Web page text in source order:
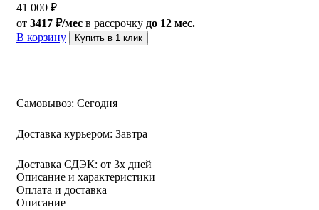
41 000 ₽
от 3417 ₽/мес в рассрочку до 12 мес.
В корзину
Купить в 1 клик
Самовывоз: Сегодня
Доставка курьером: Завтра
Доставка СДЭК: от 3х дней
Описание и характеристики
Оплата и доставка
Описание